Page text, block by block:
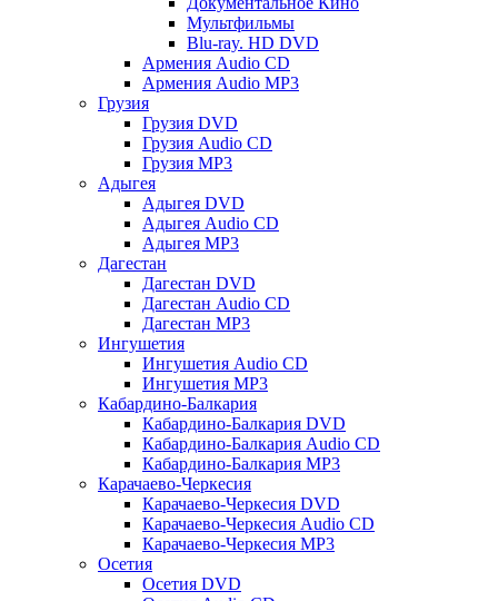
Мультфильмы
Blu-ray. HD DVD
Армения Audio CD
Армения Audio MP3
Грузия
Грузия DVD
Грузия Audio CD
Грузия MP3
Адыгея
Адыгея DVD
Адыгея Audio CD
Адыгея MP3
Дагестан
Дагестан DVD
Дагестан Audio CD
Дагестан MP3
Ингушетия
Ингушетия Audio CD
Ингушетия MP3
Кабардино-Балкария
Кабардино-Балкария DVD
Кабардино-Балкария Audio CD
Кабардино-Балкария MP3
Карачаево-Черкесия
Карачаево-Черкесия DVD
Карачаево-Черкесия Audio CD
Карачаево-Черкесия MP3
Осетия
Осетия DVD